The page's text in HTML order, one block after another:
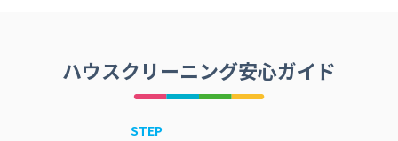
ハウスクリーニング安心ガイド
STEP